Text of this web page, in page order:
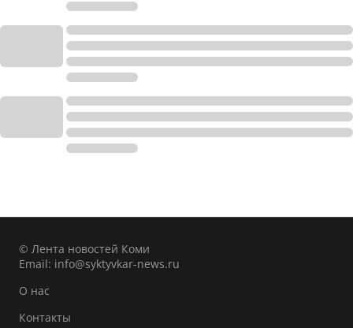
© Лента новостей Коми
Email: info@syktyvkar-news.ru
О нас
Контакты